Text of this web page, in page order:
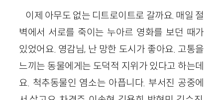
이제 아무도 없는 디트로이트로 갈까요. 매일 절
벽에서 서로를 죽이는 누아르 영화를 보던 때가
있었어요. 영감님, 난 망한 도시가 좋아요. 고통을
느끼는 동물에게는 도덕적 지위가 있다고 하는데
요. 척추동물인 염소는 아픕니다. 부서진 공중에